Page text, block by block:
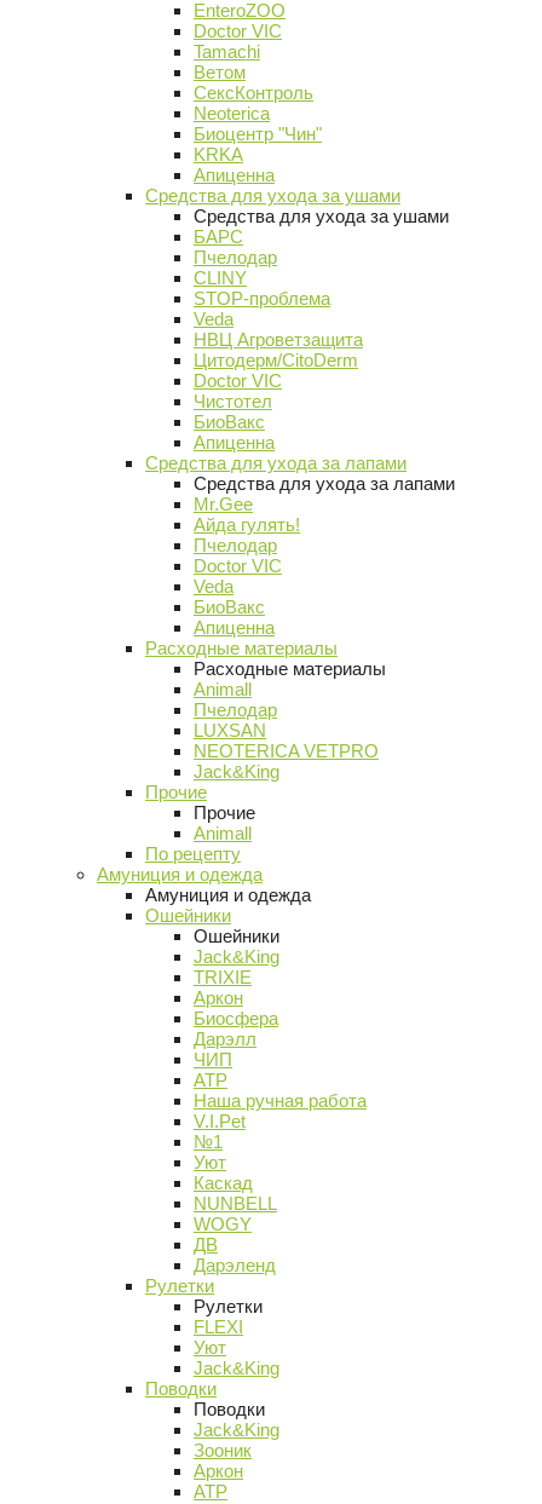
EnteroZOO
Doctor VIC
Tamachi
Ветом
СексКонтроль
Neoterica
Биоцентр "Чин"
KRKA
Апиценна
Средства для ухода за ушами
Средства для ухода за ушами
БАРС
Пчелодар
CLINY
STOP-проблема
Veda
НВЦ Агроветзащита
Цитодерм/CitoDerm
Doctor VIC
Чистотел
БиоВакс
Апиценна
Средства для ухода за лапами
Средства для ухода за лапами
Mr.Gee
Айда гулять!
Пчелодар
Doctor VIC
Veda
БиоВакс
Апиценна
Расходные материалы
Расходные материалы
Animall
Пчелодар
LUXSAN
NEOTERICA VETPRO
Jack&King
Прочие
Прочие
Animall
По рецепту
Амуниция и одежда
Амуниция и одежда
Ошейники
Ошейники
Jack&King
TRIXIE
Аркон
Биосфера
Дарэлл
ЧИП
АТР
Наша ручная работа
V.I.Pet
№1
Уют
Каскад
NUNBELL
WOGY
ДВ
Дарэленд
Рулетки
Рулетки
FLEXI
Уют
Jack&King
Поводки
Поводки
Jack&King
Зооник
Аркон
АТР